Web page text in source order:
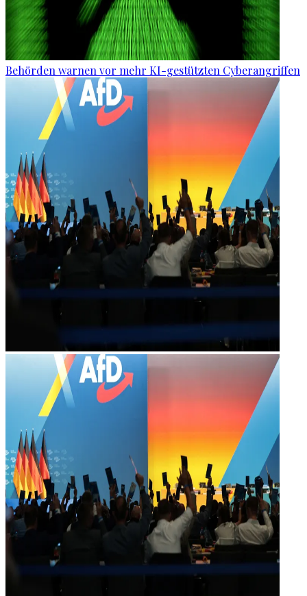
Behörden warnen vor mehr KI-gestützten Cyberangriffen